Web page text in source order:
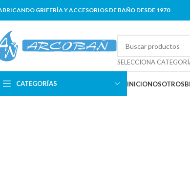
GRIFERÍA Y ACCESORIOS DE BAÑO DESDE 1970
SELECCIONA
CATEGORÍAS INICIONOSOTROS